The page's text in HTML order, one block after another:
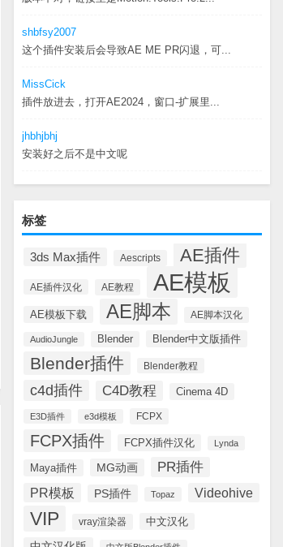
shbfsy2007
这个插件安装后会导致AE ME PR闪退，可...
MissCick
插件放进去，打开AE2024，窗口-扩展里...
jhbhjbhj
安装好之后不是中文呢
标签
3ds Max插件 Aescripts AE插件
AE插件汉化 AE教程 AE模板
AE模板下载 AE脚本 AE脚本汉化
AudioJungle Blender Blender中文版插件
Blender插件 Blender教程
c4d插件 C4D教程 Cinema 4D
E3D插件 e3d模板 FCPX
FCPX插件 FCPX插件汉化 Lynda
Maya插件 MG动画 PR插件
PR模板 PS插件 Topaz Videohive
VIP vray渲染器 中文汉化